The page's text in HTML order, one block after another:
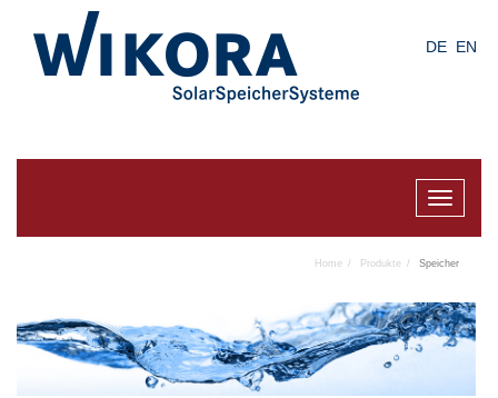
DE EN
Toggle
Home Produkte Speicher